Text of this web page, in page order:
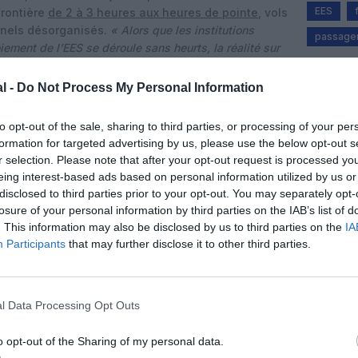
- Do Not Process My Personal Information
opt-out of the sale, sharing to third parties, or processing of your
for targeted advertising by us, please use the below opt-out
selection. Please note that after your opt-out request is processed
interest-based ads based on personal information utilized by us
to third parties prior to your opt-out. You may separately
of your personal information by third parties on the IAB’s list of
This information may also be disclosed by us to third parties on the
Participants that may further disclose it to other third parties.
Data Processing Opt Outs
opt-out of the Sharing of my personal data.
de 2 à 3 heures aux heures de pointe , vols
désorganisés. « Alors que les institutions
de l’EES se déroule sans heurts, la réalité sur
»,
des passagers
jours de bascule ont rapidement tourné
files compactes, peu ventilées, où certains
horrible, très stressant »,témoigne Carol Boon,
avoir vu des gens s’évanouir et vomir en
et a dû réserver un appartement à Milan
frais. Un autre passager, Max Hume, 56 ans,
via le Luxembourg, après avoir
proposée par la compagnie qu’il jugeait trop
pris en compte.
EES